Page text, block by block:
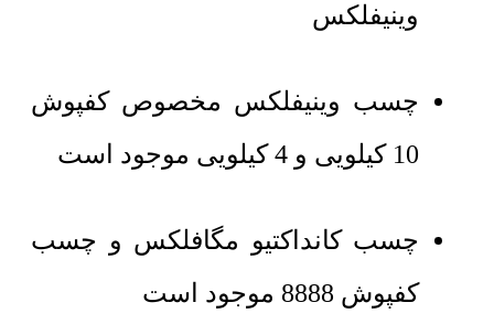
وینیفلکس
چسب وینیفلکس مخصوص کفپوش
10 کیلویی و 4 کیلویی موجود است
چسب کانداکتیو مگافلکس و چسب
کفپوش 8888 موجود است